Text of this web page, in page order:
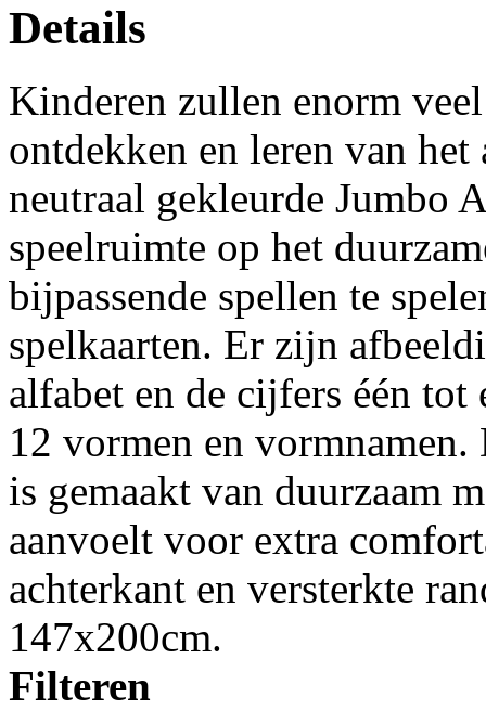
Details
Kinderen zullen enorm
ontdekken en leren van
neutraal gekleurde Jumbo
speelruimte op het
bijpassende spellen te
spelkaarten. Er zijn
alfabet en de cijfers één tot
12 vormen en
is gemaakt van duurzaam
aanvoelt voor extra
achterkant en versterkte
147x200cm.
Filteren